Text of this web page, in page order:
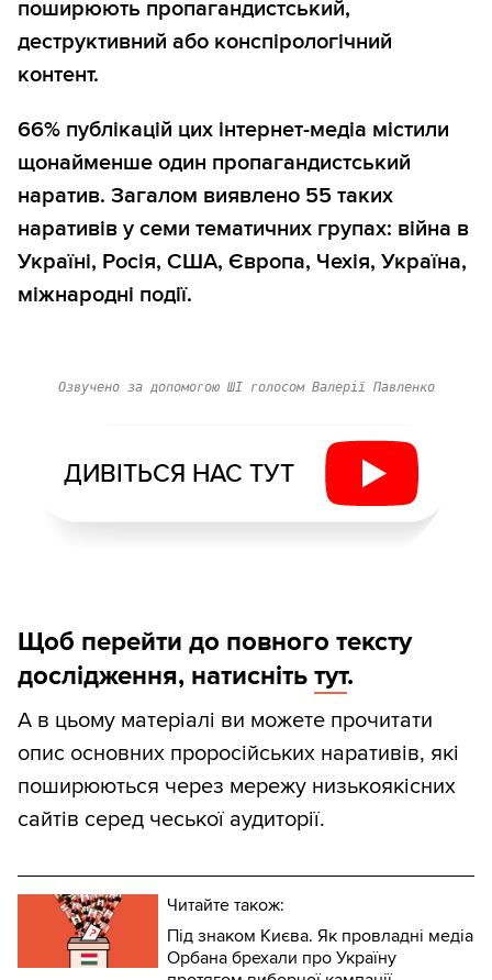
поширюють пропагандистський,
деструктивний або конспірологічний
контент.
66% публікацій цих інтернет-медіа містили
щонайменше один пропагандистський
наратив. Загалом виявлено 55 таких
наративів у семи тематичних групах: війна в
Україні, Росія, США, Європа, Чехія, Україна,
міжнародні події.
Озвучено за допомогою ШІ голосом Валерії Павленко
ДИВІТЬСЯ НАС ТУТ
Щоб перейти до повного тексту
дослідження, натисніть тут.
А в цьому матеріалі ви можете прочитати
опис основних проросійських наративів, які
поширюються через мережу низькоякісних
сайтів серед чеської аудиторії.
Читайте також:
Під знаком Києва. Як провладні медіа
Орбана брехали про Україну